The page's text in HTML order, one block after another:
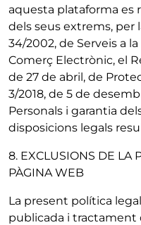
aquesta plataforma es
dels seus extrems, per
34/2002, de Serveis a
Comerç Electrònic, el
de 27 de abril, de
3/2018, de 5 de
Personals i garantia
disposicions legals
8. EXCLUSIONS DE LA
PÀGINA WEB
La present política
publicada i tractament